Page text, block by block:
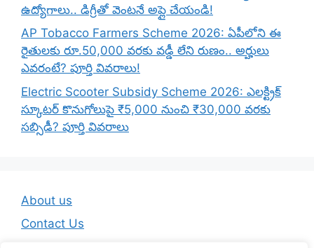
ఉద్యోగాలు.. డిగ్రీతో వెంటనే అప్లై చేయండి!
AP Tobacco Farmers Scheme 2026: ఏపీలోని ఈ
రైతులకు రూ.50,000 వరకు వడ్డీ లేని రుణం.. అర్హులు
ఎవరంటే? పూర్తి వివరాలు!
Electric Scooter Subsidy Scheme 2026: ఎలక్ట్రిక్
స్కూటర్ కొనుగోలుపై ₹5,000 నుంచి ₹30,000 వరకు
సబ్సిడీ? పూర్తి వివరాలు
About us
Contact Us